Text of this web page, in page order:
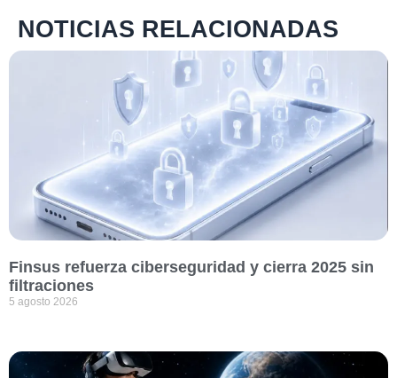
NOTICIAS RELACIONADAS
Finsus refuerza ciberseguridad y cierra 2025 sin
filtraciones
5 agosto 2026